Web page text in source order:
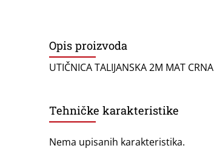
Opis proizvoda
UTIČNICA TALIJANSKA 2M MAT CRNA
Tehničke karakteristike
Nema upisanih karakteristika.